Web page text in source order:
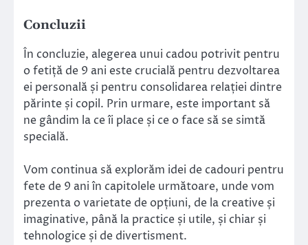
Concluzii
În concluzie, alegerea unui cadou potrivit pentru
o fetiță de 9 ani este crucială pentru dezvoltarea
ei personală și pentru consolidarea relației dintre
părinte și copil. Prin urmare, este important să
ne gândim la ce îi place și ce o face să se simtă
specială.
Vom continua să explorăm idei de cadouri pentru
fete de 9 ani în capitolele următoare, unde vom
prezenta o varietate de opțiuni, de la creative și
imaginative, până la practice și utile, și chiar și
tehnologice și de divertisment.